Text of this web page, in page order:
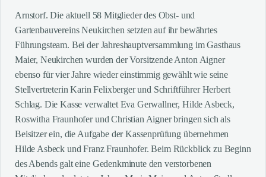
Arnstorf. Die aktuell 58 Mitglieder des Obst- und
Gartenbauvereins Neukirchen setzten auf ihr bewährtes
Führungsteam. Bei der Jahreshauptversammlung im Gasthaus
Maier, Neukirchen wurden der Vorsitzende Anton Aigner
ebenso für vier Jahre wieder einstimmig gewählt wie seine
Stellvertreterin Karin Felixberger und Schriftführer Herbert
Schlag. Die Kasse verwaltet Eva Gerwallner, Hilde Asbeck,
Roswitha Fraunhofer und Christian Aigner bringen sich als
Beisitzer ein, die Aufgabe der Kassenprüfung übernehmen
Hilde Asbeck und Franz Fraunhofer. Beim Rückblick zu Beginn
des Abends galt eine Gedenkminute den verstorbenen